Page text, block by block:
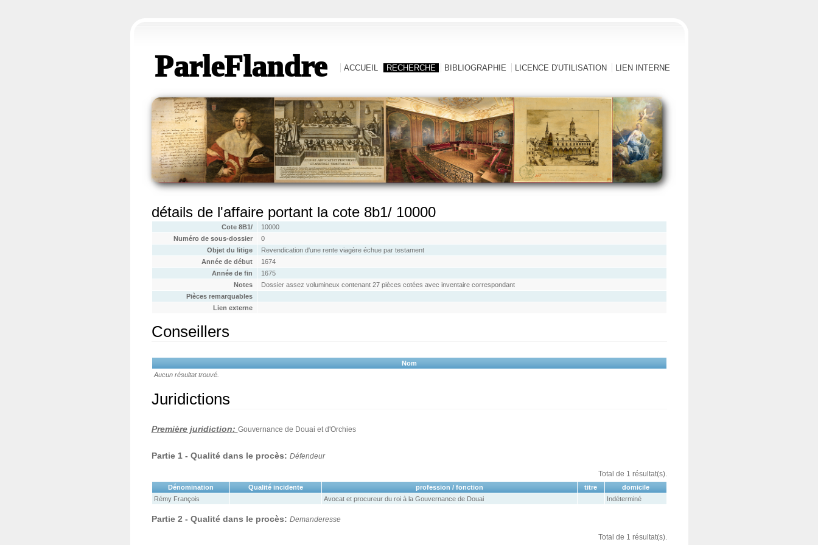
ParleFlandre ACCUEIL RECHERCHE BIBLIOGRAPHIE LICENCE D'UTILISATION LIEN INTERNE
détails de l'affaire portant la cote 8b1/ 10000
Cote 8B1/
10000
Numéro de sous-dossier
0
Objet du litige
Revendication d'une rente viagère échue par testament
Année de début
1674
Année de fin
1675
Notes
Dossier assez volumineux contenant 27 pièces cotées avec inventaire correspondant
Pièces remarquables
Lien externe
Conseillers
Nom
Aucun résultat trouvé.
Juridictions
Première juridiction: Gouvernance de Douai et d'Orchies
Partie 1 - Qualité dans le procès: Défendeur
Total de 1 résultat(s).
Dénomination Qualité incidente profession / fonction titre
domicile
Rémy François
Avocat et procureur du roi à la Gouvernance de Douai Indéterminé
Partie 2 - Qualité dans le procès: Demanderesse
Total de 1 résultat(s).